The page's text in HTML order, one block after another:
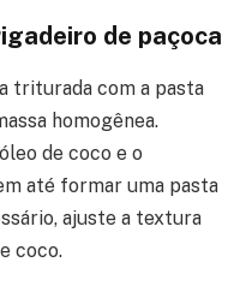
de paçoca
triturada com a pasta
homogênea.
de coco e o
até formar uma pasta
ajuste a textura
coco.